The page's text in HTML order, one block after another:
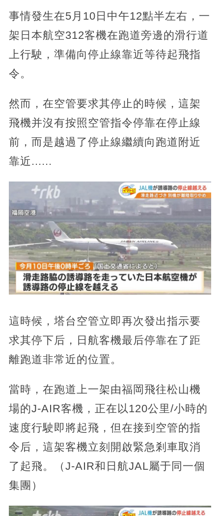
事情發生在5月10日中午12點半左右，一
架日本航空312客機在跑道旁邊的滑行道
上行駛，準備向停止線靠近等待起飛指
令。
然而，在空管要求其停止的時候，這架
飛機并沒有按照空管指令停靠在停止線
前，而是越過了停止線繼續向跑道附近
靠近......
這時候，塔台空管立即再次發出指示要
求其停下后，日航客機最后停靠在了距
離跑道非常近的位置。
當時，在跑道上一架由福岡飛往松山機
場的J-AIR客機，正在以120公里/小時的
速度行駛即將起飛，但在接到空管的指
令后，這架客機立刻開啟緊急剎車取消
了起飛。（J-AIR和日航JAL屬于同一個
集團）